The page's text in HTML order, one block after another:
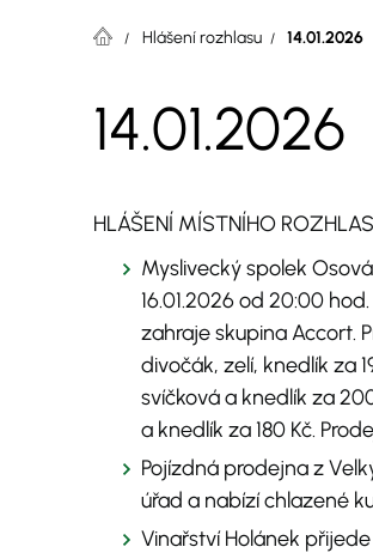
Hlášení rozhlasu 14.01.2026
14.01.2026
HLÁŠENÍ MÍSTNÍHO
Myslivecký spolek
16.01.2026 od 20:00
zahraje skupina Accort.
divočák, zelí, knedlík za
svíčková a knedlík za
a knedlík za 180 Kč.
Pojízdná prodejna z
úřad a nabízí chlazené
Vinařství Holánek